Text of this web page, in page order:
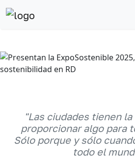
Anterior
"Las ciudades tienen
proporcionar algo para
Sólo porque y sólo
todo el